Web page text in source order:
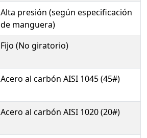
Alta presión (según especificación
de manguera)
Fijo (No giratorio)
Acero al carbón AISI 1045 (45#)
Acero al carbón AISI 1020 (20#)